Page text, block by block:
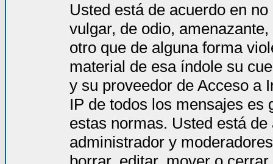
Usted está de acuerdo en
vulgar, de odio,
otro que de alguna forma
material de esa índole su
y su proveedor de Acceso a
IP de todos los mensajes es
estas normas. Usted está
administrador y